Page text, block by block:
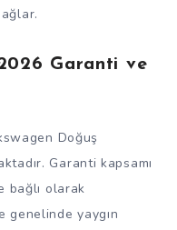
Garanti ve
Doğuş
Garanti kapsamı
bağlı olarak
genelinde yaygın